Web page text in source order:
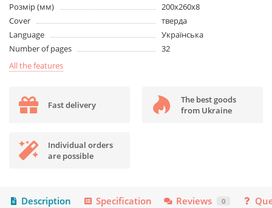
Розмір (мм)
200х260х8
Cover
тверда
Language
Українська
Number of pages
32
All the features
Fast delivery
The best goods
from Ukraine
Individual orders
are possible
Description Specification Reviews 0